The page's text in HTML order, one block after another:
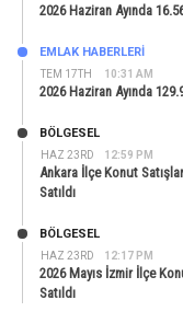
2026 Haziran Ayında
TEM 17TH 10:31 AM
EMLAK HABERLERI
2026 Haziran Ayında
HAZ 23RD 12:59 PM
BÖLGESEL
Ankara İlçe Konut
Satıldı
HAZ 23RD 12:17 PM
BÖLGESEL
2026 Mayıs İzmir İlçe
Satıldı